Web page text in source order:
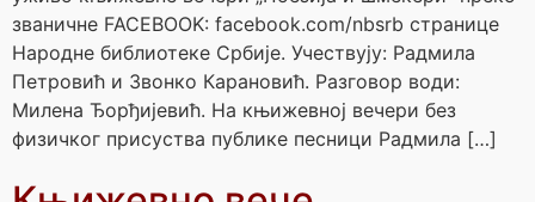
званичне FACEBOOK: facebook.com/nbsrb странице
Народне библиотеке Србије. Учествују: Радмила
Петровић и Звонко Карановић. Разговор води:
Милена Ђорђијевић. На књижевној вечери без
физичког присуства публике песници Радмила […]